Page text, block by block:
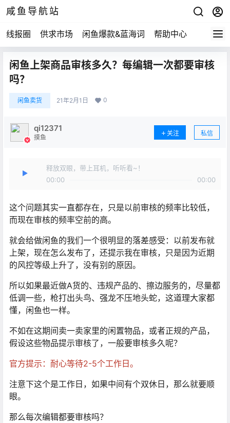
咸鱼导航站
线报圈 供求市场 闲鱼爆款&蓝海词 帮助中心
闲鱼上架商品审核多久？每编辑一次都要审核
吗？
闲鱼卖货 21年2月1日 0
qi12371
摸鱼
关注 私信
释放双眼，带上耳机，听听看~！
00:00
00:00
这个问题其实一直都存在，只是以前审核的频率比较低，
而现在审核的频率空前的高。
就会给做闲鱼的我们一个很明显的落差感受：以前发布就
上架，现在怎么发布了，还提示我在审核，只是因为近期
的风控等级上升了，没有别的原因。
所以如果最近做A货的、违规产品的、擦边服务的，尽量都
低调一些，枪打出头鸟、强龙不压地头蛇，这道理大家都
懂，闲鱼也一样。
不如在这期间卖一卖家里的闲置物品，或者正规的产品，
假设这些物品提示审核了，一般要审核多久呢？
官方提示：耐心等待2-5个工作日。
注意下这个是工作日，如果中间有个双休日，那么就要顺
眼。
那么每次编辑都要审核吗？